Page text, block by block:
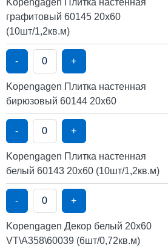
Kopengagen Плитка настенная
графитовый 60145 20х60
(10шт/1,2кв.м)
- +
Kopengagen Плитка настенная
бирюзовый 60144 20х60
- +
Kopengagen Плитка настенная
белый 60143 20х60 (10шт/1,2кв.м)
- +
Kopengagen Декор белый 20х60
VT\A358\60039 (6шт/0,72кв.м)